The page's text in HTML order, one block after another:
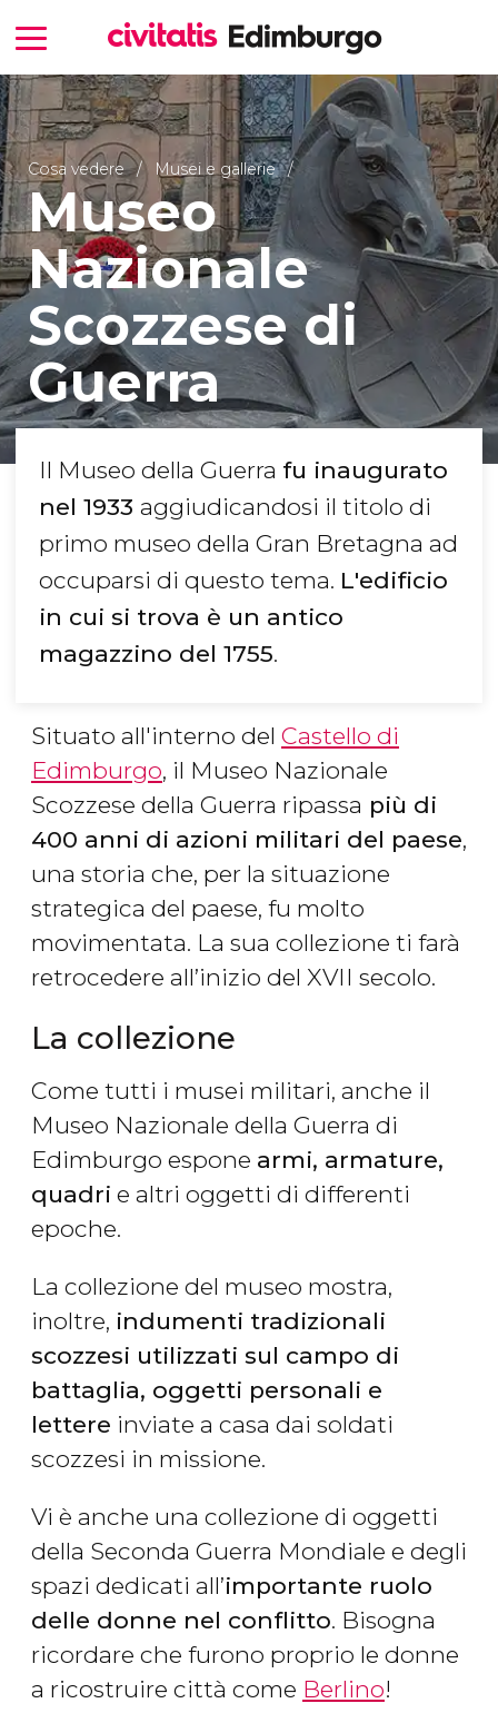
Cosa vedere Musei e gallerie
Museo
Nazionale
Scozzese di
Guerra
Il Museo della Guerra fu inaugurato
nel 1933 aggiudicandosi il titolo di
primo museo della Gran Bretagna ad
occuparsi di questo tema. L'edificio
in cui si trova è un antico
magazzino del 1755.
Situato all'interno del Castello di
Edimburgo, il Museo Nazionale
Scozzese della Guerra ripassa più di
400 anni di azioni militari del paese,
una storia che, per la situazione
strategica del paese, fu molto
movimentata. La sua collezione ti farà
retrocedere all’inizio del XVII secolo.
La collezione
Come tutti i musei militari, anche il
Museo Nazionale della Guerra di
Edimburgo espone armi, armature,
quadri e altri oggetti di differenti
epoche.
La collezione del museo mostra,
inoltre, indumenti tradizionali
scozzesi utilizzati sul campo di
battaglia, oggetti personali e
lettere inviate a casa dai soldati
scozzesi in missione.
Vi è anche una collezione di oggetti
della Seconda Guerra Mondiale e degli
spazi dedicati all’importante ruolo
delle donne nel conflitto. Bisogna
ricordare che furono proprio le donne
a ricostruire città come Berlino!